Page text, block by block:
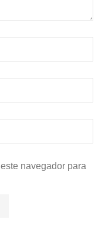
navegador para